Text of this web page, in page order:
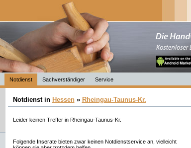
Notdienst Sachverständiger Service
Notdienst in Hessen» Rheingau-Taunus-Kr.
Leider keinen Treffer in Rheingau-Taunus-Kr.
Folgende Inserate bieten zwar keinen Notdienstservice an, vielleicht